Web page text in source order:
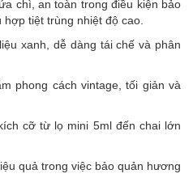
chì, an toàn trong điều kiện bảo
tiệt trùng nhiệt độ cao.
xanh, dễ dàng tái chế và phân
phong cách vintage, tối giản và
cỡ từ lọ mini 5ml đến chai lớn
quả trong việc bảo quản hương